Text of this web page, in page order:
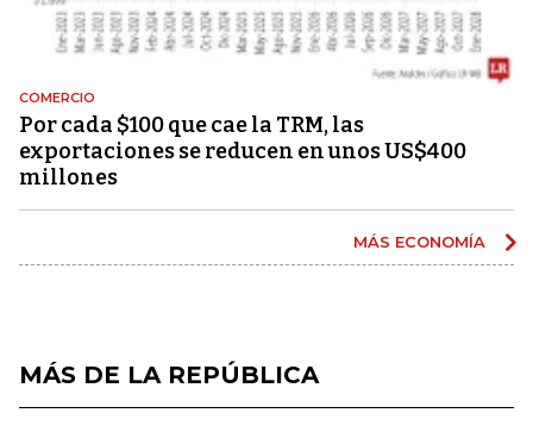
COMERCIO
Por cada $100 que cae la TRM, las
exportaciones se reducen en unos US$400
millones
MÁS ECONOMÍA
MÁS DE LA REPÚBLICA